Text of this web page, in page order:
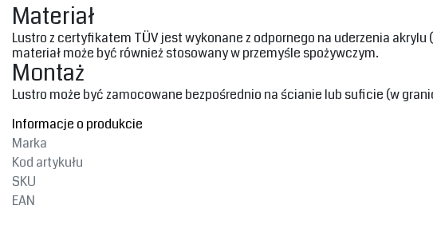
‎Materiał‎
‎Lustro z certyfikatem TÜV jest wykonane z odpornego na uderzenia
materiał może być również stosowany w przemyśle spożywczym. ‎
Montaż
‎Lustro może być zamocowane bezpośrednio na ścianie lub suficie (w
Informacje o produkcie
Marka
Kod artykułu
SKU
EAN